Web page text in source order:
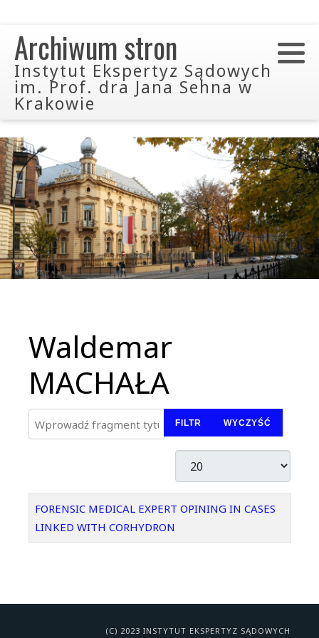
Archiwum stron
Instytut Ekspertyz Sądowych
im. Prof. dra Jana Sehna w
Krakowie
Waldemar
MACHAŁA
Wprowadź fragment tytułu FILTR WYCZYŚĆ
Pokaż #
Tytuł
FORENSIC MEDICAL EXPERT OPINING IN CASES
LINKED WITH CORHYDRON
(C) 2023 INSTYTUT EKSPERTYZ SĄDOWYCH